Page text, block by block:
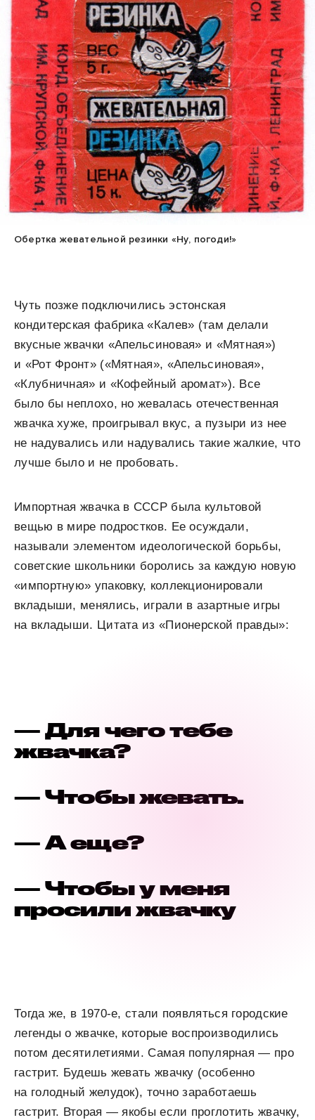
Обертка жевательной резинки «Ну, погоди!»
Чуть позже подключились эстонская
кондитерская фабрика «Калев» (там делали
вкусные жвачки «Апельсиновая» и «Мятная»)
и «Рот Фронт» («Мятная», «Апельсиновая»,
«Клубничная» и «Кофейный аромат»). Все
было бы неплохо, но жевалась отечественная
жвачка хуже, проигрывал вкус, а пузыри из нее
не надувались или надувались такие жалкие, что
лучше было и не пробовать.
Импортная жвачка в СССР была культовой
вещью в мире подростков. Ее осуждали,
называли элементом идеологической борьбы,
советские школьники боролись за каждую новую
«импортную» упаковку, коллекционировали
вкладыши, менялись, играли в азартные игры
на вкладыши. Цитата из «Пионерской правды»:
— Для чего тебе
жвачка?
— Чтобы жевать.
— А еще?
— Чтобы у меня
просили жвачку
Тогда же, в 1970-е, стали появляться городские
легенды о жвачке, которые воспроизводились
потом десятилетиями. Самая популярная — про
гастрит. Будешь жевать жвачку (особенно
на голодный желудок), точно заработаешь
гастрит. Вторая — якобы если проглотить жвачку,